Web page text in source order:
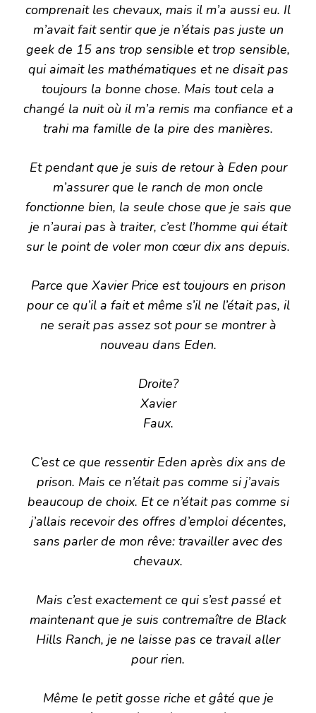
comprenait les chevaux, mais il m’a aussi eu. Il
m’avait fait sentir que je n’étais pas juste un
geek de 15 ans trop sensible et trop sensible,
qui aimait les mathématiques et ne disait pas
toujours la bonne chose. Mais tout cela a
changé la nuit où il m’a remis ma confiance et a
trahi ma famille de la pire des manières.
Et pendant que je suis de retour à Eden pour
m’assurer que le ranch de mon oncle
fonctionne bien, la seule chose que je sais que
je n’aurai pas à traiter, c’est l’homme qui était
sur le point de voler mon cœur dix ans depuis.
Parce que Xavier Price est toujours en prison
pour ce qu’il a fait et même s’il ne l’était pas, il
ne serait pas assez sot pour se montrer à
nouveau dans Eden.
Droite?
Xavier
Faux.
C’est ce que ressentir Eden après dix ans de
prison. Mais ce n’était pas comme si j’avais
beaucoup de choix. Et ce n’était pas comme si
j’allais recevoir des offres d’emploi décentes,
sans parler de mon rêve: travailler avec des
chevaux.
Mais c’est exactement ce qui s’est passé et
maintenant que je suis contremaître de Black
Hills Ranch, je ne laisse pas ce travail aller
pour rien.
Même le petit gosse riche et gâté que je